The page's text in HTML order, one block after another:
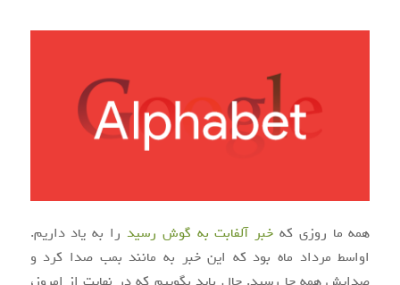
همه ما روزی که خبر آلفابت به گوش رسید را به یاد داریم.
اواسط مرداد ماه بود که این خبر به مانند بمب صدا کرد و